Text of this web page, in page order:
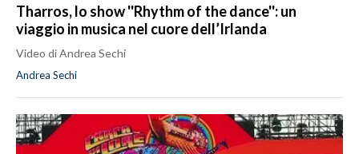
Tharros, lo show ''Rhythm of the dance'': un
viaggio in musica nel cuore dell’Irlanda
Video di Andrea Sechi
Andrea Sechi